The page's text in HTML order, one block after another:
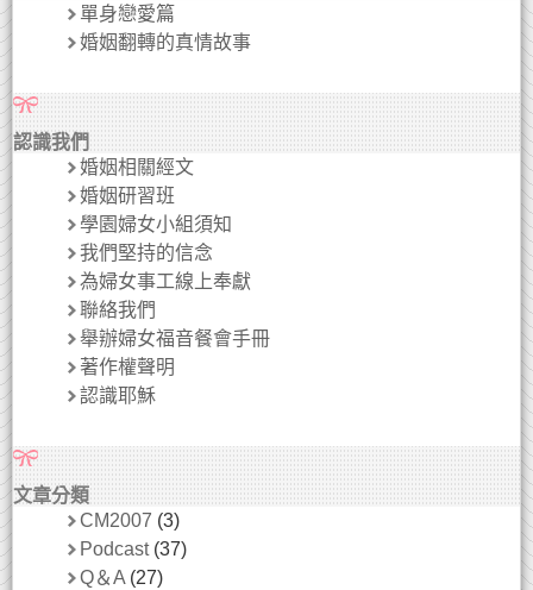
單身戀愛篇
婚姻翻轉的真情故事
認識我們
婚姻相關經文
婚姻研習班
學園婦女小組須知
我們堅持的信念
為婦女事工線上奉獻
聯絡我們
舉辦婦女福音餐會手冊
著作權聲明
認識耶穌
文章分類
CM2007 (3)
Podcast(37)
Q＆A (27)